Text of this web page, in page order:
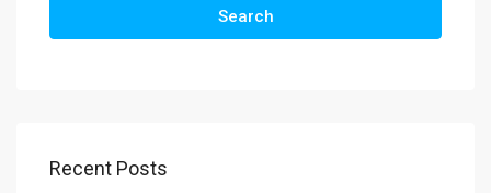
Search
Recent Posts